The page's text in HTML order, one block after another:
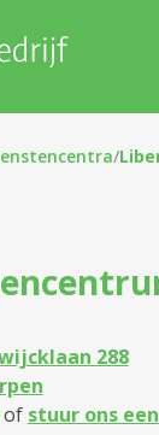
/
288
stuur ons